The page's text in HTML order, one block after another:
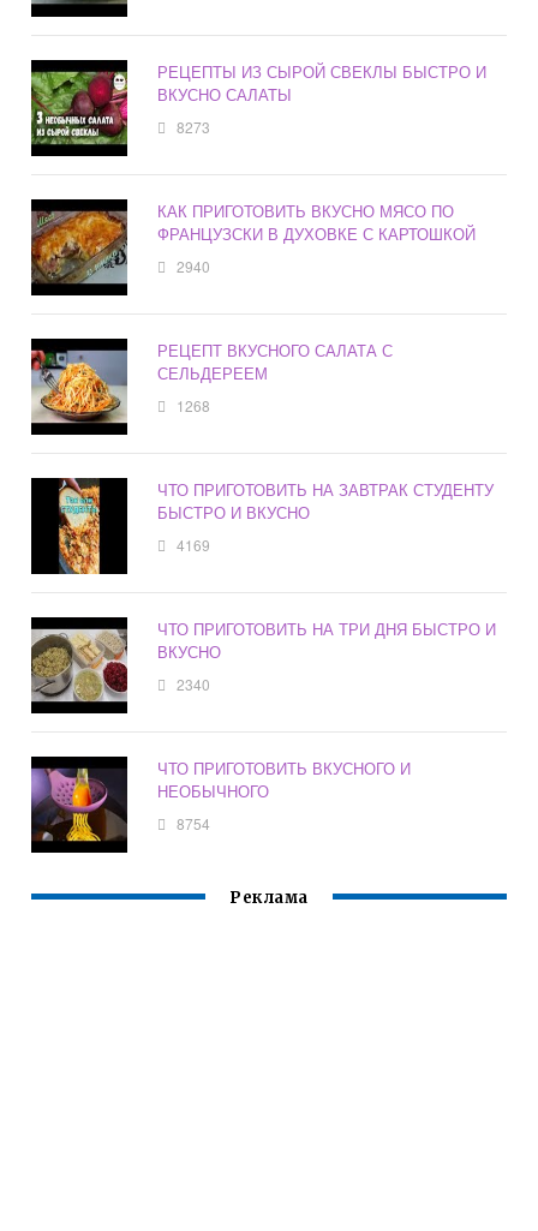
РЕЦЕПТЫ ИЗ СЫРОЙ СВЕКЛЫ БЫСТРО И
ВКУСНО САЛАТЫ
8273
КАК ПРИГОТОВИТЬ ВКУСНО МЯСО ПО
ФРАНЦУЗСКИ В ДУХОВКЕ С КАРТОШКОЙ
2940
РЕЦЕПТ ВКУСНОГО САЛАТА С
СЕЛЬДЕРЕЕМ
1268
ЧТО ПРИГОТОВИТЬ НА ЗАВТРАК СТУДЕНТУ
БЫСТРО И ВКУСНО
4169
ЧТО ПРИГОТОВИТЬ НА ТРИ ДНЯ БЫСТРО И
ВКУСНО
2340
ЧТО ПРИГОТОВИТЬ ВКУСНОГО И
НЕОБЫЧНОГО
8754
Реклама